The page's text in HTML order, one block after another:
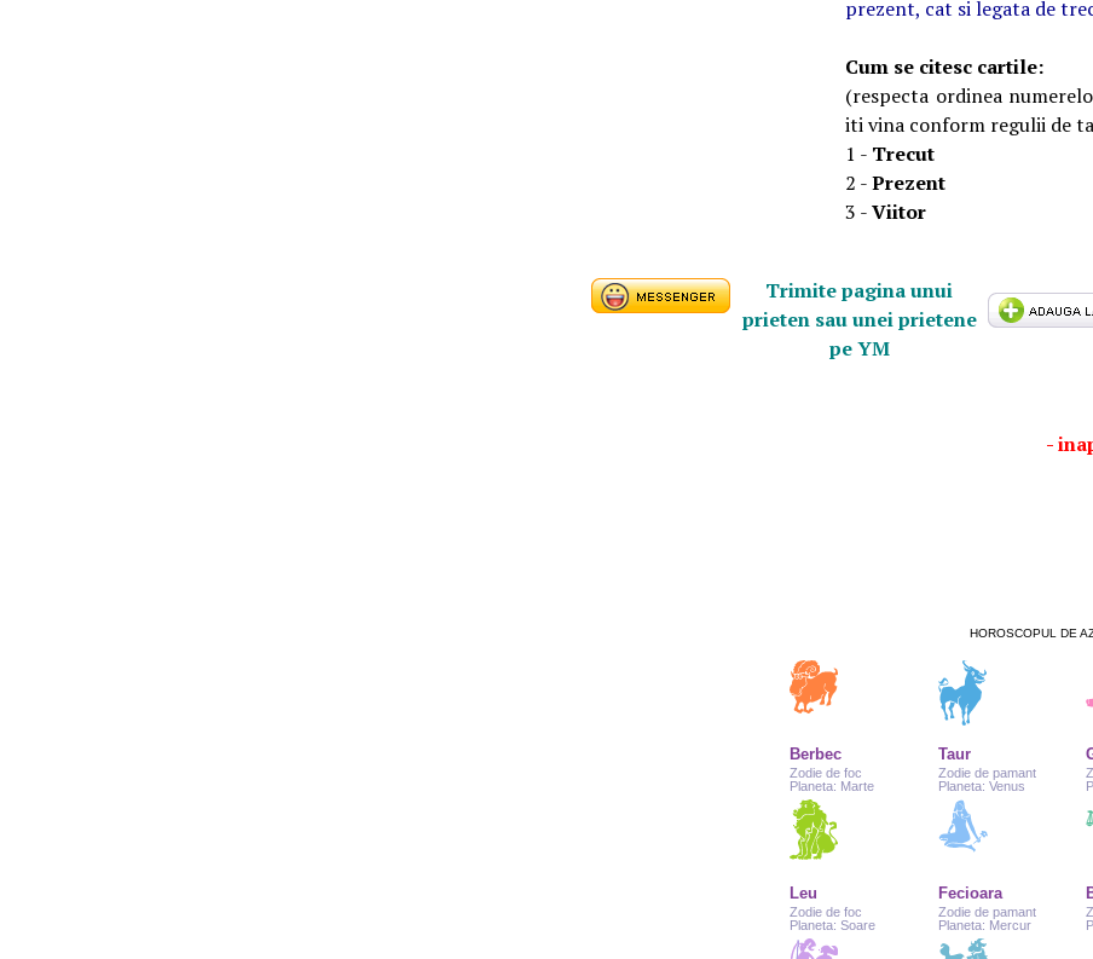
prezent, cat si legata de
Cum se citesc cartile:
(respecta ordinea
iti vina conform regulii de
1 - Trecut
2 -Prezent
3 -Viitor
Trimite pagina unui
prieten sau unei prietene
pe YM
-
HOROSCOPUL DE
Berbec
Zodie de foc
Planeta: Marte
Taur
Zodie de pamant
Planeta: Venus
Leu
Zodie de foc
Planeta: Soare
Fecioara
Zodie de pamant
Planeta: Mercur